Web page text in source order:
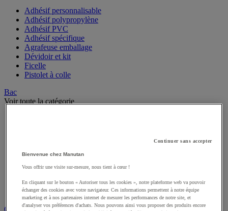
Adhésif personnalisable
Adhésif polypropylène
Adhésif PVC
Adhésif spécifique
Agrafeuse emballage
Dévidoir et kit
Ficelle
Bac
Bac de transport
Bac gerbable
Bac pliant
Bac-tiroirs
Rangement pour bacs
Continuer sans accepter
Bienvenue chez Manutan
Vous offrir une visite sur-mesure, nous tient à cœur !
En cliquant sur le bouton « Autoriser tous les cookies », notre plateforme web va pouvoir
échanger des cookies avec votre navigateur. Ces informations permettent à notre équipe
marketing et à nos partenaires internet de mesurer les performances de notre site, et
d'analyser vos préférences d'achats. Nous pouvons ainsi vous proposer des produits encore